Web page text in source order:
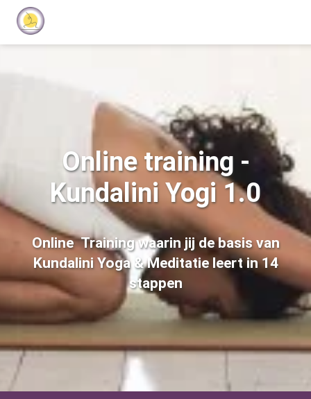
Online training -
Kundalini Yogi 1.0
Online Training waarin jij de basis van
Kundalini Yoga & Meditatie leert in 14
stappen